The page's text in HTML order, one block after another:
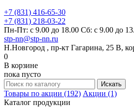
+7 (831) 416-65-30
+7 (831) 218-03-22
Пн-Пт: с 9.00 до 18.00 Сб: с 9.00 до
stp-nn@stp-nn.ru
Н.Новгород , пр-кт Гагарина, 25 В,
0
В корзине
пока пусто
Товары по акции (192) Акции (1)
Каталог продукции